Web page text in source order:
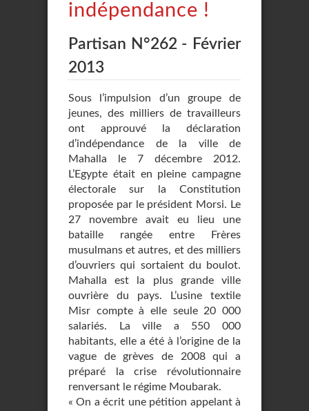
indépendance !
Partisan N°262 - Février
2013
Sous l’impulsion d’un groupe de
jeunes, des milliers de travailleurs
ont approuvé la déclaration
d’indépendance de la ville de
Mahalla le 7 décembre 2012.
L’Egypte était en pleine campagne
électorale sur la Constitution
proposée par le président Morsi. Le
27 novembre avait eu lieu une
bataille rangée entre Frères
musulmans et autres, et des milliers
d’ouvriers qui sortaient du boulot.
Mahalla est la plus grande ville
ouvrière du pays. L’usine textile
Misr compte à elle seule 20 000
salariés. La ville a 550 000
habitants, elle a été à l’origine de la
vague de grèves de 2008 qui a
préparé la crise révolutionnaire
renversant le régime Moubarak.
« On a écrit une pétition appelant à